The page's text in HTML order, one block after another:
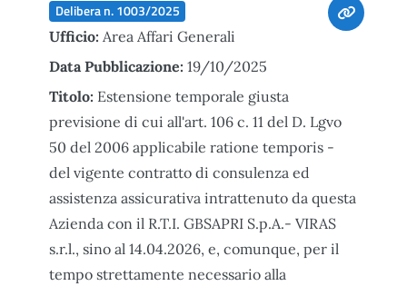
Delibera n. 1003/2025
Ufficio: Area Affari Generali
Data Pubblicazione: 19/10/2025
Titolo: Estensione temporale giusta
previsione di cui all'art. 106 c. 11 del D. Lgvo
50 del 2006 applicabile ratione temporis -
del vigente contratto di consulenza ed
assistenza assicurativa intrattenuto da questa
Azienda con il R.T.I. GBSAPRI S.p.A.- VIRAS
s.r.l., sino al 14.04.2026, e, comunque, per il
tempo strettamente necessario alla